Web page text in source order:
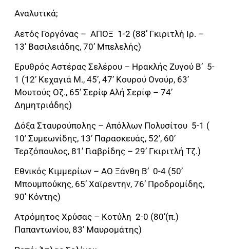
Αναλυτικά;
Αετός Γοργόνας – ΑΠΟΞ 1-2 (88’ Γκιριτλή Ιρ. –
13’ Βασιλειάδης, 70’ Μπελελής)
Ερυθρός Αστέρας Σελέρου – Ηρακλής Ζυγού Β’ 5-
1 (12’ Κεχαγιά Μ., 45’, 47’ Κουρού Ονούρ, 63’
Μουτούς Οζ., 65’ Σερίφ Αλή Σερίφ – 74’
Δημητριάδης)
Δόξα Σταυρούπολης – Απόλλων Πολυσίτου 5-1 (
10’ Συμεωνίδης, 13’ Παρασκευάς, 52’, 60’
Τερζόπουλος, 81’ Γιαβρίδης – 29’ Γκιριτλή Τζ.)
Εθνικός Κιμμερίων – ΑΟ Ξάνθη Β’ 0-4 (50’
Μπουμπούκης, 65’ Χαϊρεντην, 76’ Προδρομίδης,
90’ Κόντης)
Ατρόμητος Χρύσας – Κοτύλη 2-0 (80’(π.)
Παπαντωνίου, 83’ Μαυρομάτης)